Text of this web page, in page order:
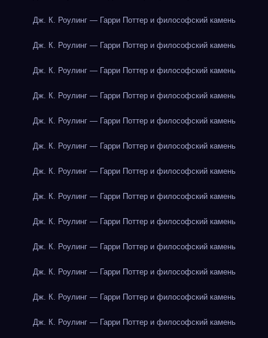
Дж. К. Роулинг — Гарри Поттер и философский камень
Дж. К. Роулинг — Гарри Поттер и философский камень
Дж. К. Роулинг — Гарри Поттер и философский камень
Дж. К. Роулинг — Гарри Поттер и философский камень
Дж. К. Роулинг — Гарри Поттер и философский камень
Дж. К. Роулинг — Гарри Поттер и философский камень
Дж. К. Роулинг — Гарри Поттер и философский камень
Дж. К. Роулинг — Гарри Поттер и философский камень
Дж. К. Роулинг — Гарри Поттер и философский камень
Дж. К. Роулинг — Гарри Поттер и философский камень
Дж. К. Роулинг — Гарри Поттер и философский камень
Дж. К. Роулинг — Гарри Поттер и философский камень
Дж. К. Роулинг — Гарри Поттер и философский камень